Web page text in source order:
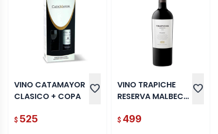
VINO CATAMAYOR
CLASICO + COPA
favorite
$ 525
VINO TRAPICHE
RESERVA MALBEC
favorite
$ 499